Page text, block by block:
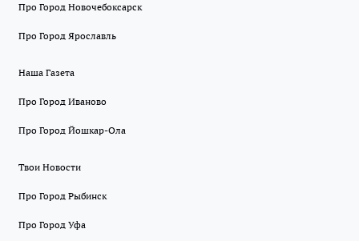
Про Город Новочебоксарск
Про Город Ярославль
Наша Газета
Про Город Иваново
Про Город Йошкар-Ола
Твои Новости
Про Город Рыбинск
Про Город Уфа